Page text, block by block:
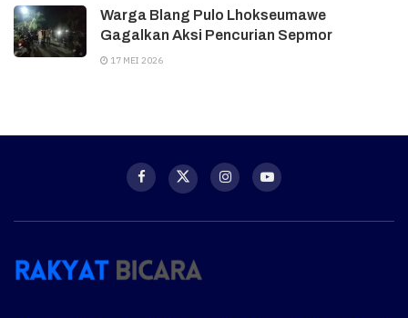
Warga Blang Pulo Lhokseumawe
Gagalkan Aksi Pencurian Sepmor
17 MEI 2026